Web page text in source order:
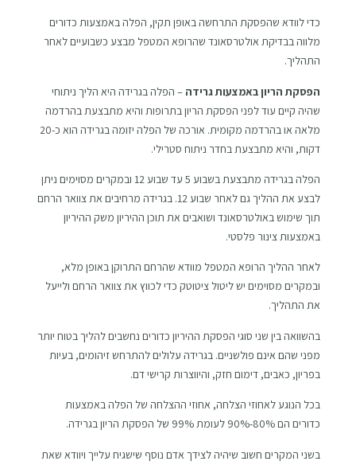
כדי לוודא שהפסקת התרחשה באופן תקין, הפלה באמצעות כדורים
מלווה בבדיקת אולטרסאונד שהרופא המטפל מבצע כשבועיים לאחר
התהליך.
הפסקת הריון באמצעות גרידה – הפלה בגרידה היא הליך ניתוחי
שהיה קיים עוד לפני הפסקת הריון בתרופות והיא מתבצעת בהרדמה
מלאה או בהרדמה מקומית. אורכה של הפלה יזומה בגרידה הוא כ-20
דקות, והיא מתבצעת בחדר ניתוח סטרילי.
הפלה בגרידה מתבצעת בשבוע 5 עד שבוע 12 ובמקרים מסוימים ניתן
לבצע את ההליך גם לאחר שבוע 12. בגרידה מרחיבים את צוואר הרחם
תוך שימוש באולטרסאונד ושואבים את תוכן ההיריון משק ההיריון
באמצעות צינור פלסטי.
לאחר ההליך הרופא המטפל מוודא שהרחם התרוקן באופן מלא,
ובמקרים מסוימים יש ליטול ציטוטק כדי לכווץ את צוואר הרחם ולייעל
את התהליך.
בהשוואה בין שני סוגי הפסקת ההיריון כדורים נחשבים להליך בטוח יותר
מפני שהם אינם פולשניים. בגרידה עלולים להתרחש זיהומים, בעיות
בפריון, כאבים, דימום חזק, והיווצרות קרישי דם.
בכל הנוגע לאחוזי הצלחה, אחוזי ההצלחה של הפלה באמצעות
כדורים הם 80%-90% לעומת 99% של הפסקת הריון בגרידה.
בשני המקרים חשוב שיהיה לצידך אדם נוסף שישגיח עלייך ויוודא שאת